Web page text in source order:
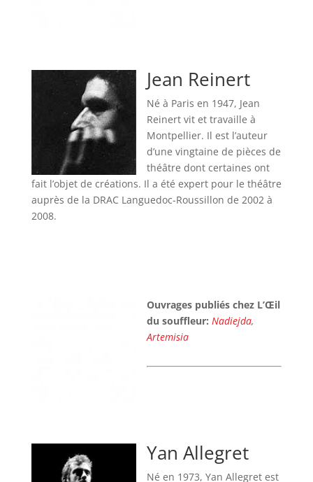
Jean Reinert
Né à Paris en 1947, Jean
Reinert vit et travaille à
Montpellier. Il est l’auteur
d’une vingtaine de pièces de
théâtre dont certaines ont
fait l’objet de créations. Il a été expert pour le théâtre
auprès de la DRAC Languedoc-Roussillon de 2002 à
2008.
Ouvrages publiés chez L’Œil
du souffleur: Nadiejda,
Artemisia
Yan Allegret
Né en 1973, Yan Allegret est